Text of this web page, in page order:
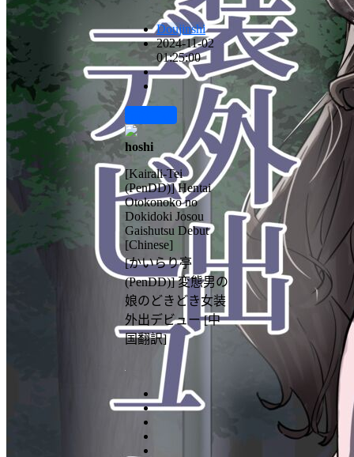
Doujinshi
2024-11-02
01:25:00
hoshi
[Kairali-Tei
(PenDD)] Hentai
Otokonoko no
Dokidoki Josou
Gaishutsu Debut
[Chinese]
[かいらり亭
(PenDD)] 変態男の
娘のどきどき女装
外出デビュー [中
国翻訳]